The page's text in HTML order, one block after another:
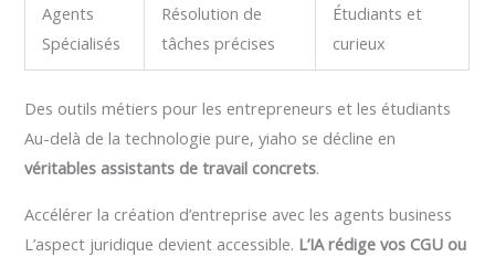
Agents
Spécialisés
Résolution de
tâches précises
Étudiants et
curieux
Des outils métiers pour les entrepreneurs et les étudiants
Au-delà de la technologie pure, yiaho se décline en
véritables assistants de travail concrets.
Accélérer la création d’entreprise avec les agents business
L’aspect juridique devient accessible. L’IA rédige vos CGU ou